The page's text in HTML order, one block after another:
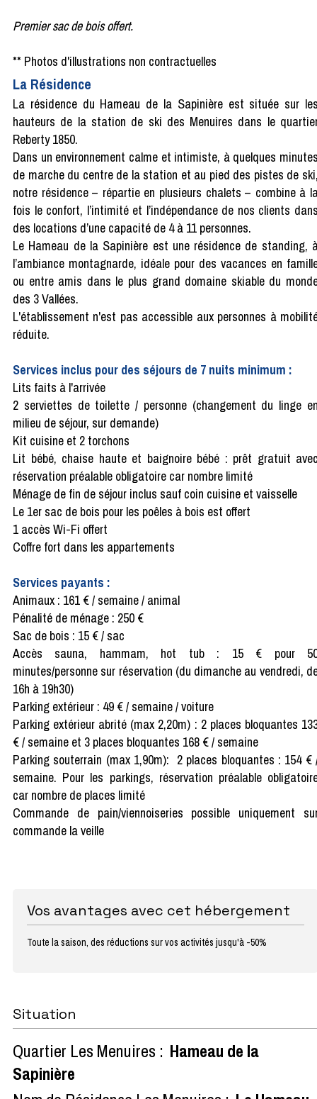
Premier sac de bois offert.
** Photos d'illustrations non contractuelles
La Résidence
La résidence du Hameau de la Sapinière est située sur
hauteurs de la station de ski des Menuires dans le
Reberty 1850.
Dans un environnement calme et intimiste, à quelques
de marche du centre de la station et au pied des pistes de
notre résidence – répartie en plusieurs chalets – combine à
fois le confort, l’intimité et l’indépendance de nos clients
des locations d’une capacité de 4 à 11 personnes.
Le Hameau de la Sapinière est une résidence de standing,
l’ambiance montagnarde, idéale pour des vacances en
ou entre amis dans le plus grand domaine skiable du
des 3 Vallées.
L'établissement n'est pas accessible aux personnes à
réduite.
Services inclus pour des séjours de 7 nuits minimum :
Lits faits à l'arrivée
2 serviettes de toilette / personne (changement du linge
milieu de séjour, sur demande)
Kit cuisine et 2 torchons
Lit bébé, chaise haute et baignoire bébé : prêt gratuit
réservation préalable obligatoire car nombre limité
Ménage de fin de séjour inclus sauf coin cuisine et vaisselle
Le 1er sac de bois pour les poêles à bois est offert
1 accès Wi-Fi offert
Coffre fort dans les appartements
Services payants :
Animaux : 161 € / semaine / animal
Pénalité de ménage : 250 €
Sac de bois : 15 € / sac
Accès sauna, hammam, hot tub : 15 € pour
minutes/personne sur réservation (du dimanche au vendredi,
16h à 19h30)
Parking extérieur : 49 € / semaine / voiture
Parking extérieur abrité (max 2,20m) : 2 places bloquantes
€ / semaine et 3 places bloquantes 168 € / semaine
Parking souterrain (max 1,90m): 2 places bloquantes : 154 €
semaine. Pour les parkings, réservation préalable
car nombre de places limité
Commande de pain/viennoiseries possible uniquement
commande la veille
Vos avantages avec cet hébergement
Toute la saison, des réductions sur vos activités jusqu'à -50%
Situation
Quartier Les Menuires : Hameau de la
Sapinière